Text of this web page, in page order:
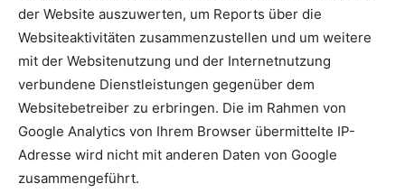
der Website auszuwerten, um Reports über die
Websiteaktivitäten zusammenzustellen und um weitere
mit der Websitenutzung und der Internetnutzung
verbundene Dienstleistungen gegenüber dem
Websitebetreiber zu erbringen. Die im Rahmen von
Google Analytics von Ihrem Browser übermittelte IP-
Adresse wird nicht mit anderen Daten von Google
zusammengeführt.